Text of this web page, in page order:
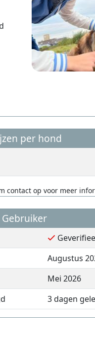
per hond
contact op voor meer
Gebruiker
Augustus
Mei 2026
3 dagen